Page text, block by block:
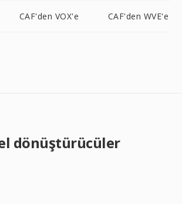
CAF'den VOX'e CAF'den WVE'e
dönüştürücüler